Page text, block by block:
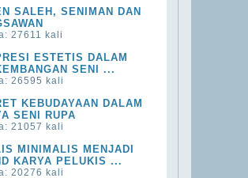
SALEH, SENIMAN DAN
27611 kali
ESTETIS DALAM
SENI ...
26595 kali
KEBUDAYAAN DALAM
SENI RUPA
21057 kali
MINIMALIS MENJADI
KARYA PELUKIS ...
20276 kali